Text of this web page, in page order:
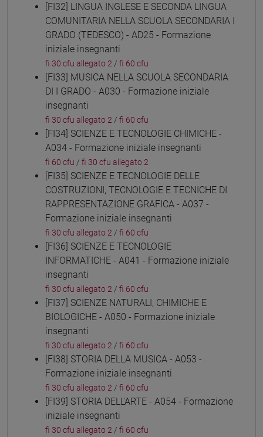
[FI32] LINGUA INGLESE E SECONDA LINGUA
COMUNITARIA NELLA SCUOLA SECONDARIA I
GRADO (TEDESCO) - AD25 - Formazione
iniziale insegnanti
fi 30 cfu allegato 2 / fi 60 cfu
[FI33] MUSICA NELLA SCUOLA SECONDARIA
DI I GRADO - A030 - Formazione iniziale
insegnanti
fi 30 cfu allegato 2 / fi 60 cfu
[FI34] SCIENZE E TECNOLOGIE CHIMICHE -
A034 - Formazione iniziale insegnanti
fi 60 cfu / fi 30 cfu allegato 2
[FI35] SCIENZE E TECNOLOGIE DELLE
COSTRUZIONI, TECNOLOGIE E TECNICHE DI
RAPPRESENTAZIONE GRAFICA - A037 -
Formazione iniziale insegnanti
fi 30 cfu allegato 2 / fi 60 cfu
[FI36] SCIENZE E TECNOLOGIE
INFORMATICHE - A041 - Formazione iniziale
insegnanti
fi 30 cfu allegato 2 / fi 60 cfu
[FI37] SCIENZE NATURALI, CHIMICHE E
BIOLOGICHE - A050 - Formazione iniziale
insegnanti
fi 30 cfu allegato 2 / fi 60 cfu
[FI38] STORIA DELLA MUSICA - A053 -
Formazione iniziale insegnanti
fi 30 cfu allegato 2 / fi 60 cfu
[FI39] STORIA DELL'ARTE - A054 - Formazione
iniziale insegnanti
fi 30 cfu allegato 2 / fi 60 cfu